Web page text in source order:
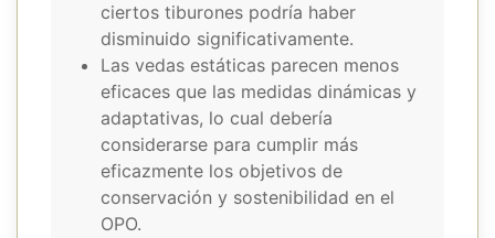
ciertos tiburones podría haber
disminuido significativamente.
Las vedas estáticas parecen menos
eficaces que las medidas dinámicas y
adaptativas, lo cual debería
considerarse para cumplir más
eficazmente los objetivos de
conservación y sostenibilidad en el
OPO.